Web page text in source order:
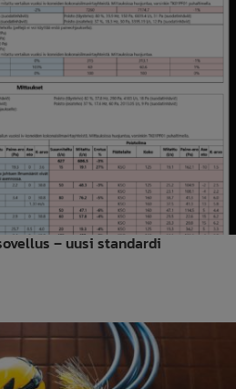
– uusi standardi